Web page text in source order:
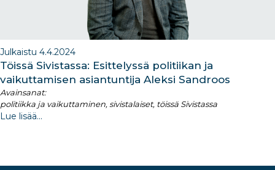
Julkaistu 4.4.2024
Töissä Sivistassa: Esittelyssä politiikan ja
vaikuttamisen asiantuntija Aleksi Sandroos
Avainsanat:
politiikka ja vaikuttaminen, sivistalaiset, töissä Sivistassa
Lue lisää...